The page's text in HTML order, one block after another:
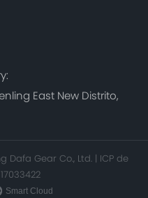
East New Distrito,
Dafa Gear Co., Ltd. | ICP de
Smart Cloud